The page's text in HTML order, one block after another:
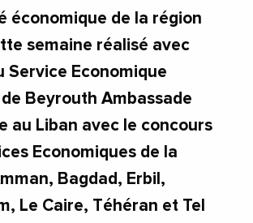
économique de la région
semaine réalisé avec
Service Economique
de Beyrouth Ambassade
au Liban avec le concours
Economiques de la
Bagdad, Erbil,
Le Caire, Téhéran et Tel